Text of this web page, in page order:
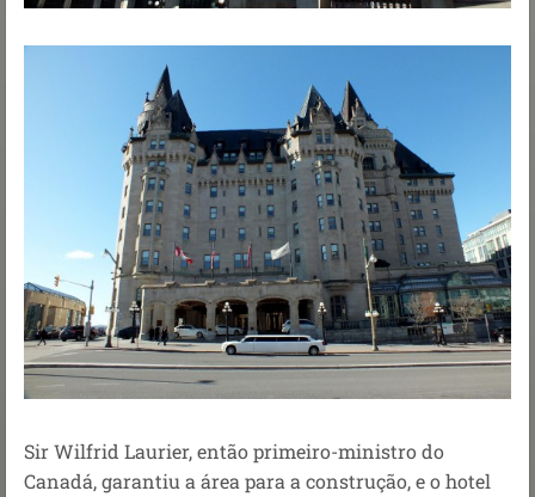
Sir Wilfrid Laurier, então primeiro-ministro do
Canadá, garantiu a área para a construção, e o hotel